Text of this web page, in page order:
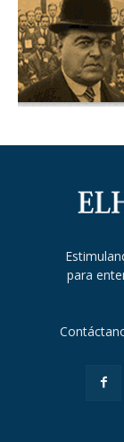
para